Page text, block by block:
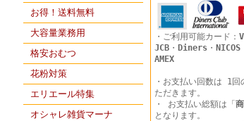
お得！送料無料
大容量業務用
格安おむつ
花粉対策
エリエール特集
オシャレ雑貨マーナ
・ご利用可能カード：
JCB ・ Diners ・ NICOS
AMEX
・お支払い回数は 1回
ただきます。
・ お支払い総額は「
となります。